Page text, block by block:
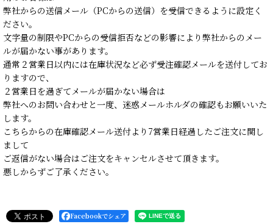
弊社からの送信メール（PCからの送信）を受信できるように設定く
ださい。
文字量の制限やPCからの受信拒否などの影響により弊社からのメー
ルが届かない事があります。
通常２営業日以内には在庫状況など必ず受注確認メールを送付してお
りますので、
２営業日を過ぎてメールが届かない場合は
弊社へのお問い合わせと一度、迷惑メールホルダの確認もお願いいた
します。
こちらからの在庫確認メール送付より7営業日経過したご注文に関し
まして
ご返信がない場合はご注文をキャンセルさせて頂きます。
悪しからずご了承ください。
Facebookでシェア